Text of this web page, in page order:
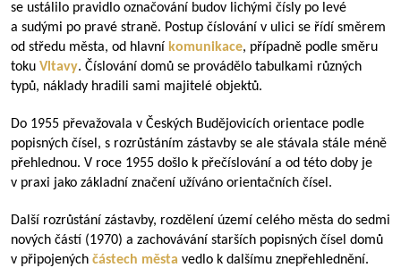
se ustálilo pravidlo označování budov lichými čísly po levé
a sudými po pravé straně. Postup číslování v ulici se řídí směrem
od středu města, od hlavní komunikace, případně podle směru
toku Vltavy. Číslování domů se provádělo tabulkami různých
typů, náklady hradili sami majitelé objektů.
Do 1955 převažovala v Českých Budějovicích orientace podle
popisných čísel, s rozrůstáním zástavby se ale stávala stále méně
přehlednou. V roce 1955 došlo k přečíslování a od této doby je
v praxi jako základní značení užíváno orientačních čísel.
Další rozrůstání zástavby, rozdělení území celého města do sedmi
nových částí (1970) a zachovávání starších popisných čísel domů
v připojených částech města vedlo k dalšímu znepřehlednění.